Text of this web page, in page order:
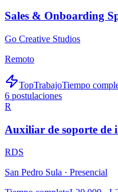
Sales & Onboarding
Go Creative Studios
Remoto
TopTrabajoTiempo
6 postulaciones
R
Auxiliar de soporte de
RDS
San Pedro Sula · Presencial